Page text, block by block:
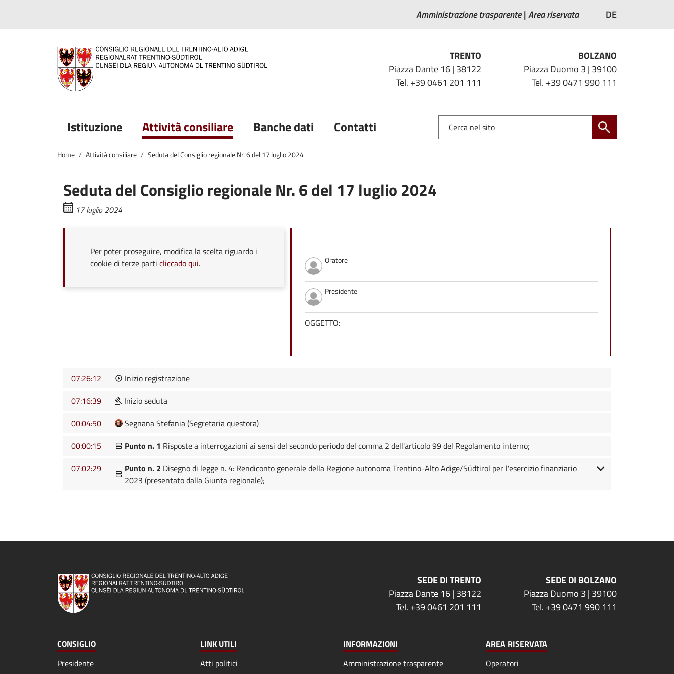
Amministrazione trasparente Area riservata DE
TRENTO
Piazza Dante 16 | 38122
Tel. +39 0461 201 111
BOLZANO
Piazza Duomo 3 | 39100
Tel. +39 0471 990 111
Istituzione Attività consiliare Banche dati Contatti
Home Attività consiliare Seduta del Consiglio regionale Nr. 6 del 17 luglio 2024
Seduta del Consiglio regionale Nr. 6 del 17 luglio 2024
17 luglio 2024
Per poter proseguire, modifica la scelta riguardo i
cookie di terze parti cliccado qui. Oratore
Presidente
OGGETTO:
07:26:12
Inizio registrazione
07:16:39
Inizio seduta
00:04:50
Segnana Stefania (Segretaria questora)
00:00:15
Punto n. 1 Risposte a interrogazioni ai sensi del secondo periodo del comma 2 dell'articolo 99 del Regolamento interno;
07:02:29
Punto n. 2 Disegno di legge n. 4: Rendiconto generale della Regione autonoma Trentino-Alto Adige/Südtirol per l'esercizio finanziario
2023 (presentato dalla Giunta regionale);
SEDE DI TRENTO
Piazza Dante 16 | 38122
Tel. +39 0461 201 111
SEDE DI BOLZANO
Piazza Duomo 3 | 39100
Tel. +39 0471 990 111
CONSIGLIO
Presidente
LINK UTILI
Atti politici
INFORMAZIONI
Amministrazione trasparente
AREA RISERVATA
Operatori